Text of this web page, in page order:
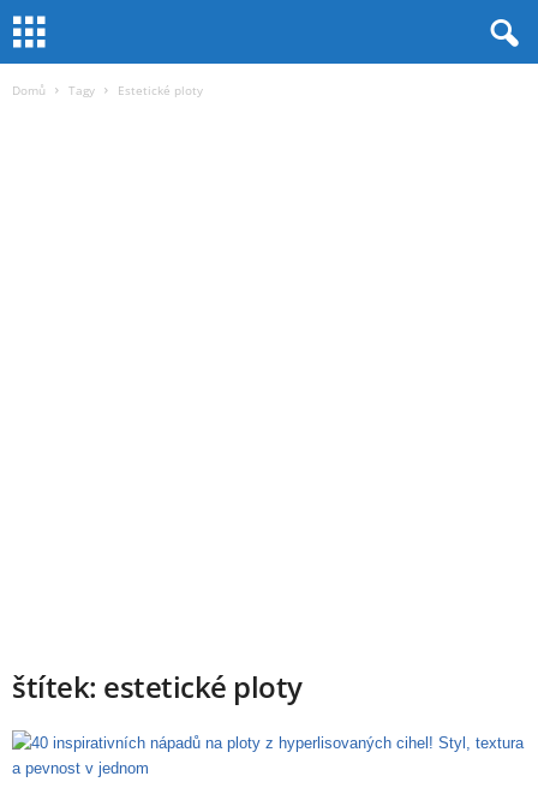
Domů Tagy Estetické ploty
štítek: estetické ploty